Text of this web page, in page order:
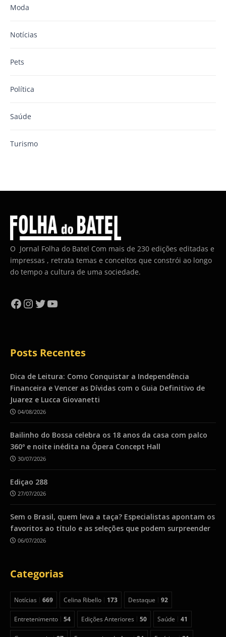
Moda
Notícias
Pets
Política
Saúde
Turismo
O Jornal Folha do Batel Com mais de 230 edições editadas e
impressas , retrata temas e conceitos que constrói ao longo
do tempo a cultura de uma sociedade.
Facebook
Instagram
Twitter
YouTube
Posts Recentes
Dica de Leitura: Como Conquistar a Independência
Financeira e Vencer as Dívidas com o Guia Definitivo de
Juarez e Lucca Giovanetti
04/08/2026
Bailinho do Bossa celebra os 18 anos da casa com palco
360º e noite inédita na Ópera Concept Hall
30/07/2026
Ediçao 288
27/07/2026
Sem o Brasil, quem leva a taça? Especialistas apontam os
favoritos ao título e as seleções que podem surpreender
06/07/2026
Categorias
Notícias 669 Celina Ribello 173 Destaque 92
Entretenimento 54 Edições Anteriores 50 Saúde 41